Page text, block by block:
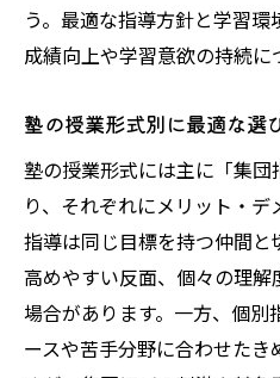
う。最適な指導方針と学習
成績向上や学習意欲の持続に
塾の授業形式別に最適な選
塾の授業形式には主に「集
り、それぞれにメリット・
指導は同じ目標を持つ仲間
高めやすい反面、個々の理
場合があります。一方、個
ースや苦手分野に合わせた